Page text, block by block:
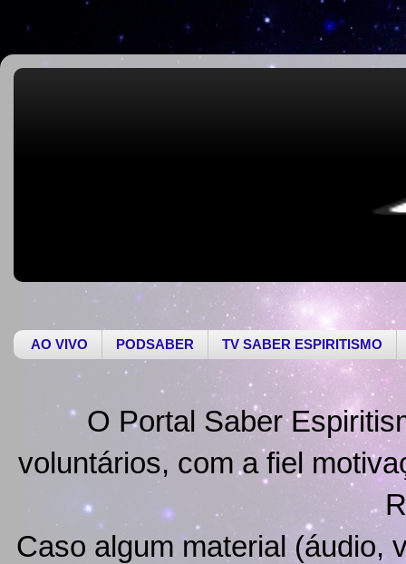
AO VIVO PODSABER TV SABER ESPIRITISMO
O Portal Saber
voluntários, com a fiel
Caso algum material (áudio,